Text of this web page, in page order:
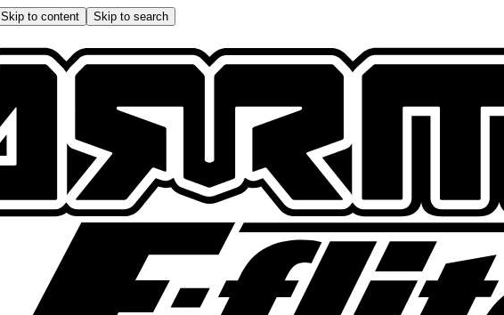
Skip to content Skip to search